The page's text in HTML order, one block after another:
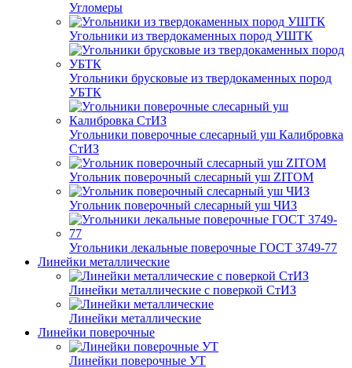
Угломеры
Угольники из твердокаменных пород УШТК
Угольники брусковые из твердокаменных пород
УБТК
Угольники поверочные слесарный уш Калибровка
СтИЗ
Угольник поверочный слесарный уш ZITOM
Угольник поверочный слесарный уш ЧИЗ
Угольники лекальные поверочные ГОСТ 3749-77
Линейки металлические
Линейки металлические с поверкой СтИЗ
Линейки металлические
Линейки поверочные
Линейки поверочные УТ